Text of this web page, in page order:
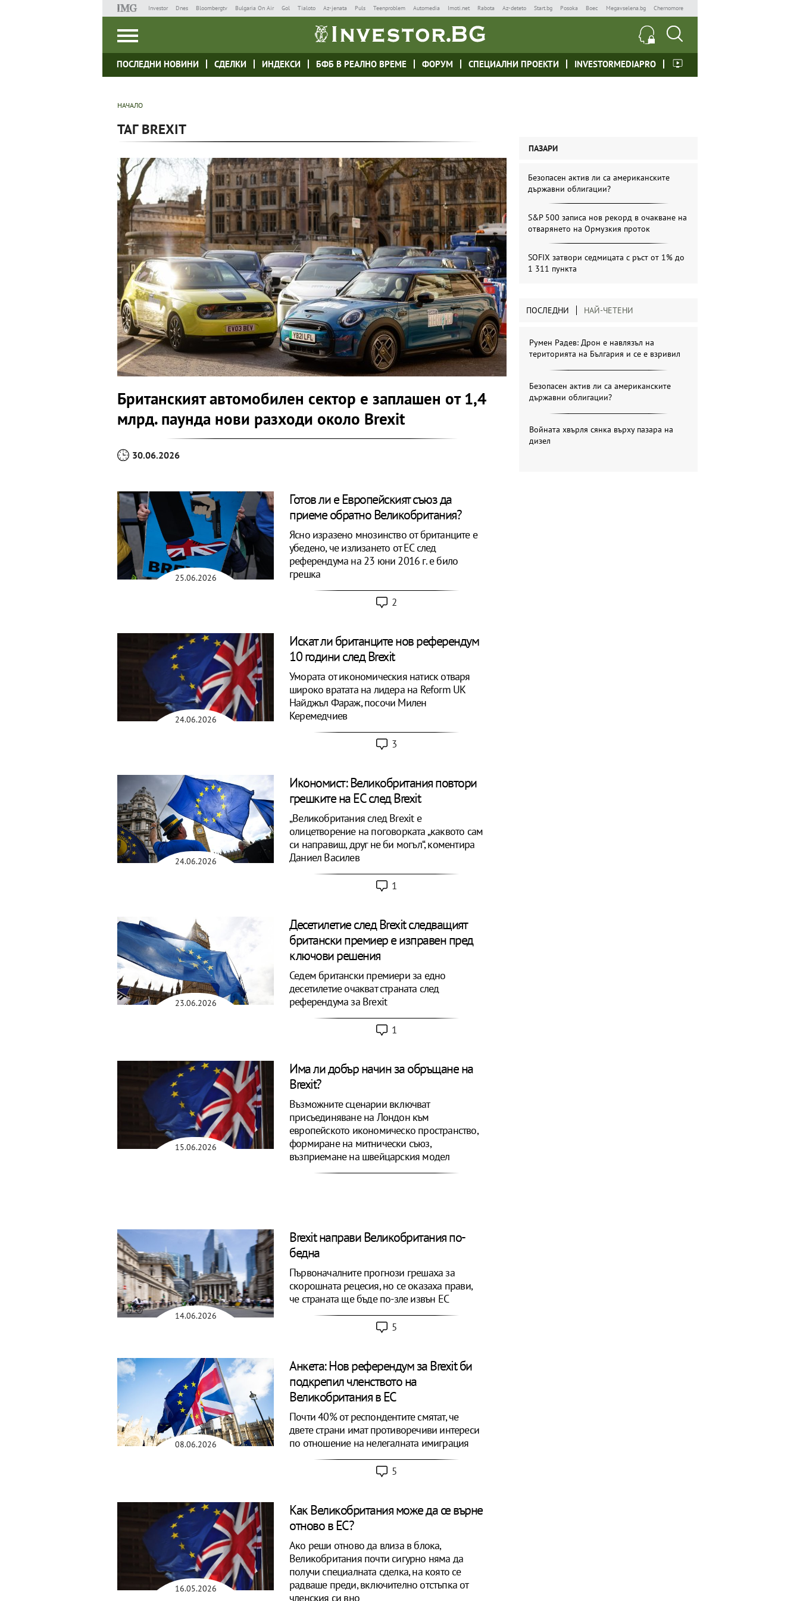
Investor Dnes Bloombergtv Bulgaria On Air Gol Tialoto Az-jenata Puls Teenproblem Automedia Imoti.net Rabota Az-deteto Start.bg Posoka Boec Megavselena.bg Chernomore
ПОСЛЕДНИ НОВИНИ СДЕЛКИ ИНДЕКСИ БФБ В РЕАЛНО ВРЕМЕ ФОРУМ СПЕЦИАЛНИ ПРОЕКТИ INVESTORMEDIAPRO
НАЧАЛО
ТАГ BREXIT
Британският автомобилен сектор е заплашен от 1,4
млрд. паунда нови разходи около Brexit
30.06.2026
25.06.2026
Готов ли е Европейският съюз да
приеме обратно Великобритания?
Ясно изразено мнозинство от британците е
убедено, че излизането от ЕС след
референдума на 23 юни 2016 г. е било
грешка
2
24.06.2026
Искат ли британците нов референдум
10 години след Brexit
Умората от икономическия натиск отваря
широко вратата на лидера на Reform UK
Найджъл Фараж, посочи Милен
Керемедчиев
3
24.06.2026
Икономист: Великобритания повтори
грешките на ЕС след Brexit
„Великобритания след Brexit е
олицетворение на поговорката „каквото сам
си направиш, друг не би могъл“, коментира
Даниел Василев
1
23.06.2026
Десетилетие след Brexit следващият
британски премиер е изправен пред
ключови решения
Седем британски премиери за едно
десетилетие очакват страната след
референдума за Brexit
1
15.06.2026
Има ли добър начин за обръщане на
Brexit?
Възможните сценарии включват
присъединяване на Лондон към
европейското икономическо пространство,
формиране на митнически съюз,
възприемане на швейцарския модел
14.06.2026
Brexit направи Великобритания по-
бедна
Първоначалните прогнози грешаха за
скорошната рецесия, но се оказаха прави,
че страната ще бъде по-зле извън ЕС
5
08.06.2026
Анкета: Нов референдум за Brexit би
подкрепил членството на
Великобритания в ЕС
Почти 40% от респондентите смятат, че
двете страни имат противоречиви интереси
по отношение на нелегалната имиграция
5
16.05.2026
Как Великобритания може да се върне
отново в ЕС?
Ако реши отново да влиза в блока,
Великобритания почти сигурно няма да
получи специалната сделка, на която се
радваше преди, включително отстъпка от
членския си вно
ПАЗАРИ
Безопасен актив ли са американските
държавни облигации?
S&P 500 записа нов рекорд в очакване на
отварянето на Ормузкия проток
SOFIX затвори седмицата с ръст от 1% до
1 311 пункта
ПОСЛЕДНИ НАЙ-ЧЕТЕНИ
Румен Радев: Дрон е навлязъл на
територията на България и се е взривил
Безопасен актив ли са американските
държавни облигации?
Войната хвърля сянка върху пазара на
дизел